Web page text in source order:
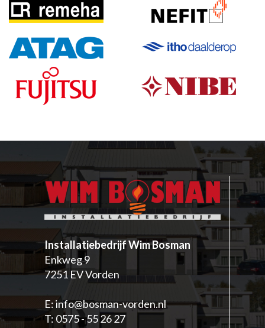
Installatiebedrijf Wim Bosman
Enkweg 9
7251 EV Vorden
E:info@bosman-vorden.nl
T: 0575 - 55 26 27